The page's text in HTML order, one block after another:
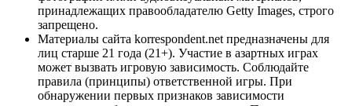
принадлежащих правообладателю Getty Images, строго
запрещено.
Материалы сайта korrespondent.net предназначены для
лиц старше 21 года (21+). Участие в азартных играх
может вызвать игровую зависимость. Соблюдайте
правила (принципы) ответственной игры. При
обнаружении первых признаков зависимости